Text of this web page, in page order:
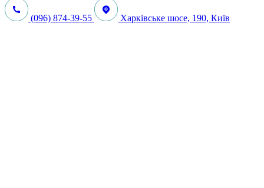
(096) 874-39-55 Харківське шосе, 190, Київ